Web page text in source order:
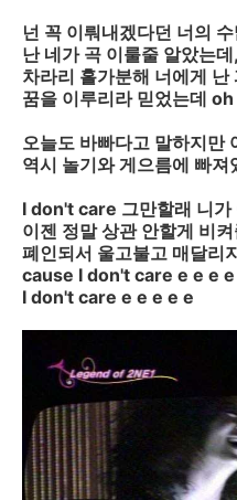
넌 꼭 이뤄내겠다던 너의
난 네가 곡 이룰줄 알았는데,
차라리 홀가분해 너에게 난
꿈을 이루리라 믿었는데
오늘도 바빠다고 말하지만
역시 놀기와 게으름에 빠
I don't care 그만할래 니가
이젠 정말 상관 안할게 비켜
폐인되서 울고불고 매달리
cause I don't care e e e
I don't care e e e e e